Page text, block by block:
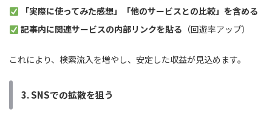
「実際に使ってみた感想」「他のサービスとの比較」を含める
記事内に関連サービスの内部リンクを貼る （回遊率アップ）
これにより、検索流入を増やし、安定した収益が見込めます。
3. SNSでの拡散を狙う